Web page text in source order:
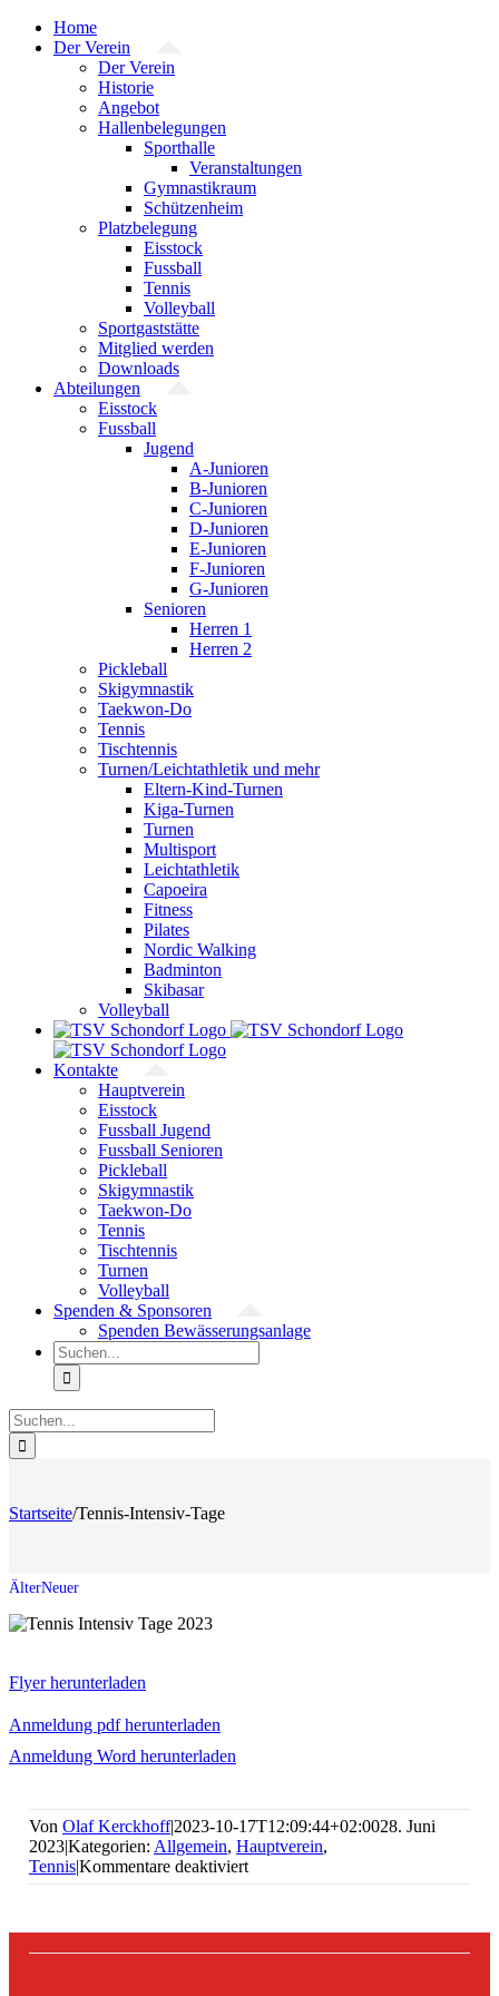
Zum
Inhalt
Home
Der Verein
Der Verein
Historie
Angebot
Hallenbelegungen
Sporthalle
Veranstaltungen
Gymnastikraum
Schützenheim
Platzbelegung
Eisstock
Fussball
Tennis
Volleyball
Sportgaststätte
Mitglied werden
Downloads
Abteilungen
Eisstock
Fussball
Jugend
A-Junioren
B-Junioren
C-Junioren
D-Junioren
E-Junioren
F-Junioren
G-Junioren
Senioren
Herren 1
Herren 2
Pickleball
Skigymnastik
Taekwon-Do
Tennis
Tischtennis
Turnen/Leichtathletik und mehr
Eltern-Kind-Turnen
Kiga-Turnen
Turnen
Multisport
Leichtathletik
Capoeira
Fitness
Pilates
Nordic Walking
Badminton
Skibasar
Volleyball
Kontakte
Hauptverein
Eisstock
Fussball Jugend
Fussball Senioren
Pickleball
Skigymnastik
Taekwon-Do
Tennis
Tischtennis
Turnen
Volleyball
Spenden & Sponsoren
Spenden Bewässerungsanlage
Suche
nach:
Suche
nach:
Startseite/Tennis-Intensiv-Tage
Flyer herunterladen
Anmeldung pdf herunterladen
Anmeldung Word herunterladen
Von Olaf Kerckhoff|2023-10-17T12:09:44+02:0028. Juni
2023|Kategorien: Allgemein, Hauptverein,
Tennis|Kommentare deaktiviertfür
Tennis-